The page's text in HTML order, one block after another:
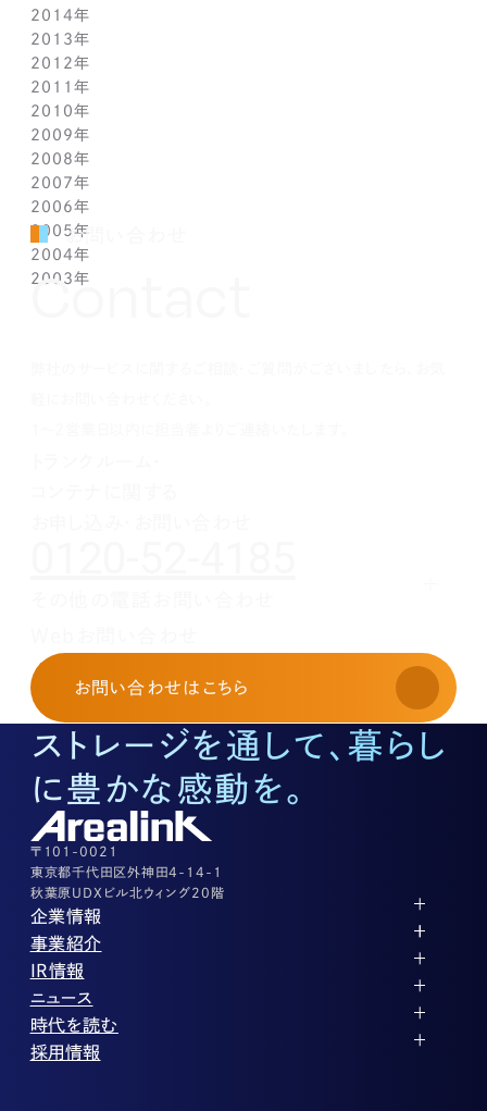
2月(1)
1月(2)
2月(1)
1月(2)
3月(1)
2月(1)
1月(2)
4月(1)
3月(2)
1月(2)
5月(1)
4月(1)
3月(1)
2月(1)
1月(2)
4月(3)
3月(2)
2月(1)
6月(2)
4月(1)
3月(1)
2月(1)
1月(1)
9月(2)
8月(1)
7月(1)
5月(1)
4月(1)
3月(1)
2月(1)
1月(1)
10月(1)
9月(1)
8月(1)
7月(1)
6月(1)
5月(1)
4月(1)
3月(1)
2月(1)
1月(1)
11月(1)
10月(1)
9月(1)
8月(1)
7月(1)
6月(1)
5月(1)
4月(1)
3月(1)
2月(1)
1月(1)
12月(1)
11月(1)
10月(1)
9月(1)
8月(1)
7月(1)
6月(1)
5月(1)
4月(1)
3月(1)
2月(1)
1月(1)
2014年
12月(1)
11月(1)
10月(1)
9月(1)
8月(1)
7月(1)
6月(1)
5月(1)
4月(1)
3月(1)
2月(1)
2013年
12月(1)
11月(1)
10月(1)
9月(1)
8月(1)
7月(1)
6月(1)
5月(1)
4月(1)
3月(1)
2012年
12月(1)
11月(1)
10月(1)
9月(1)
8月(1)
7月(1)
6月(1)
5月(1)
4月(1)
2011年
12月(1)
11月(1)
10月(1)
9月(1)
8月(1)
7月(1)
6月(1)
5月(1)
2010年
12月(1)
11月(1)
10月(1)
9月(1)
8月(1)
7月(1)
6月(1)
2009年
12月(1)
11月(1)
10月(1)
9月(1)
8月(1)
7月(1)
2008年
12月(1)
11月(1)
10月(1)
9月(1)
8月(1)
2007年
12月(1)
11月(1)
10月(1)
9月(1)
2006年
12月(1)
11月(1)
10月(1)
2005年
12月(1)
11月(1)
2004年
12月(1)
2003年
お問い合わせ
Contact
お申し込み・お問い合わせ
03-3526-8568
土地活用に関するお問い合わせ
03-3526-8574
底地に関するお問い合わせ
03-3526-8572
株式に関するお問い合わせ
03-3526-8556
その他上記に当てはまらない案件等
03-3526-8556
お問い合わせ はこちら
ストレージを通して、暮らし
に豊かな感動を。
〒101-0021
東京都千代田区外神田4-14-1
秋葉原UDXビル北ウィング20階
企業情報
代表メッセージ
企業理念
会社概要
役員紹介
沿革
コーポレートガバナンス
事業紹介
ストレージ事業
パートナー制度
ストレージライフ
土地権利整備事業
オフィス事業
アセット事業
IR情報
IRカレンダー
中期経営計画
事業等のリスク
ニュース
PR
IR
時代を読む
投稿一覧
採用情報